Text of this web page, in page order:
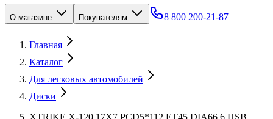
О магазине Покупателям 8 800 200-21-87
Главная
Каталог
Для легковых автомобилей
Диски
XTRIKE X-120 17X7 PCD5*112 ET45 DIA66.6 HSB